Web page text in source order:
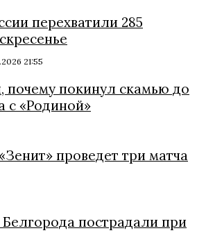
перехватили 285
21:55
почему покинул скамью до
с «Родиной»
проведет три матча
пострадали при